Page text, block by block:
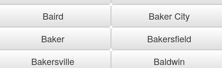
Baird
Baker City
Baker
Bakersfield
Bakersville
Baldwin